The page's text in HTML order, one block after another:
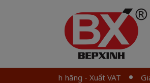
chính hãng - Xuất VAT Giảm